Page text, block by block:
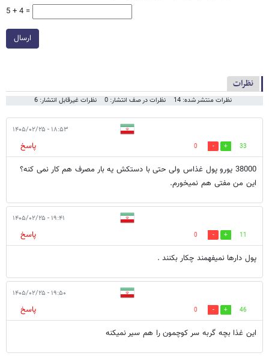
5 + 4 =
ارسال
نظرات
نظرات منتشر شده: 14 نظرات در صف انتشار: 0 نظرات غیرقابل انتشار: 6
۱۸:۵۳ - ۱۴۰۵/۰۲/۲۵
33
0
پاسخ
38000 یورو پول غذاس ولی حتی با دستکش یه بار مصرف هم کار نمی کنه؟
این من مفتی هم نمیخورم.
۱۹:۴۱ - ۱۴۰۵/۰۲/۲۵
11
0
پاسخ
پول دارها نمیفهمند چکار بکنند .
۱۹:۵۰ - ۱۴۰۵/۰۲/۲۵
46
0
پاسخ
این غذا بچه گربه سر کوچمون را هم سیر نمیکنه